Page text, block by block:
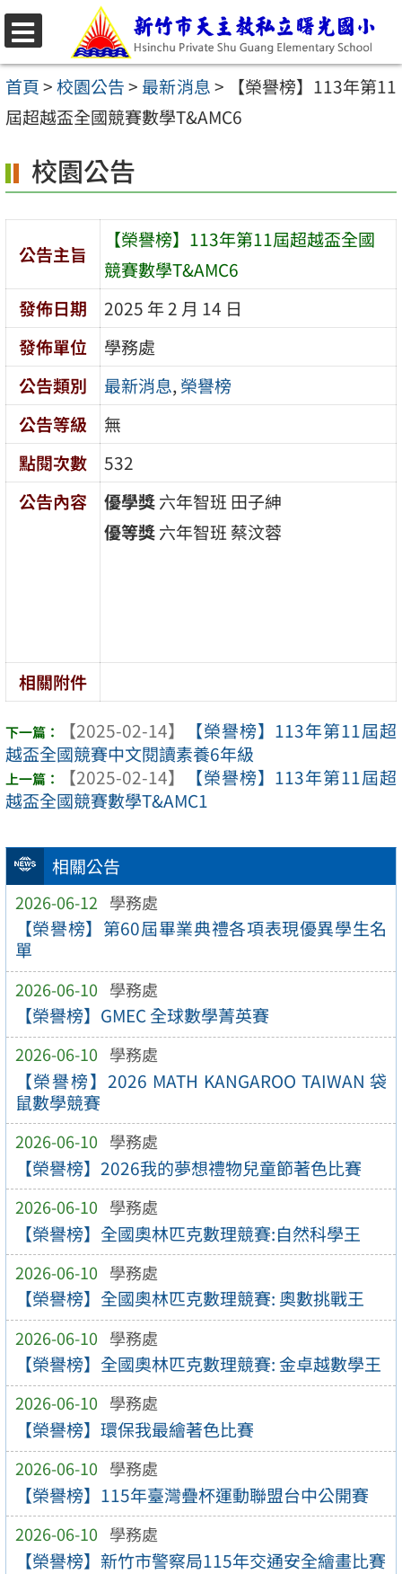
跳
至
主
要
容
區
選
單
首頁>校園公告> 最新消息>
【榮譽榜】113年第11
屆超越盃全國競賽數學T&AMC6
相關公告
2026-06-12 學務處
【榮譽榜】第60屆畢業典禮各項表現優異學生名
單
2026-06-10 學務處
【榮譽榜】GMEC 全球數學菁英賽
2026-06-10 學務處
【榮譽榜】2026 MATH KANGAROO TAIWAN 袋
鼠數學競賽
2026-06-10 學務處
【榮譽榜】2026我的夢想禮物兒童節著色比賽
2026-06-10 學務處
【榮譽榜】全國奧林匹克數理競賽:自然科學王
2026-06-10 學務處
【榮譽榜】全國奧林匹克數理競賽: 奧數挑戰王
2026-06-10 學務處
【榮譽榜】全國奧林匹克數理競賽: 金卓越數學王
2026-06-10 學務處
【榮譽榜】環保我最繪著色比賽
2026-06-10 學務處
【榮譽榜】115年臺灣疊杯運動聯盟台中公開賽
2026-06-10 學務處
【榮譽榜】新竹市警察局115年交通安全繪畫比賽
校園公告
公告主旨
【榮譽榜】113年第11屆超越盃全國
競賽數學T&AMC6
發佈日期
2025 年 2 月 14 日
發佈單位
學務處
公告類別
最新消息,榮譽榜
公告等級
無
點閱次數
532
公告內容
優學獎六年智班 田子紳
優等獎六年智班 蔡汶蓉
相關附件
【2025-02-14】
【榮譽榜】113年第11屆超
越盃全國競賽中文閱讀素養6年級
【2025-02-14】
【榮譽榜】113年第11屆超
越盃全國競賽數學T&AMC1